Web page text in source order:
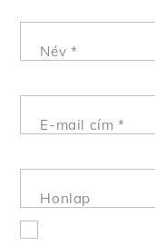
Név *
E-mail cím*
Honlap